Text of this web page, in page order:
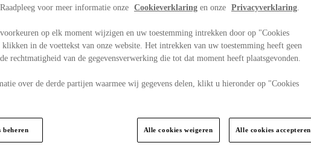
voor meer informatie onze Cookieverklaring en onze Privacyverklaring.
op elk moment wijzigen en uw toestemming intrekken door op "Cookies
klikken in de voettekst van onze website. Het intrekken van uw toestemming heeft geen
rechtmatigheid van de gegevensverwerking die tot dat moment heeft plaatsgevonden.
over de derde partijen waarmee wij gegevens delen, klikt u hieronder op "Cookies
beheren Alle cookies weigeren Alle cookies accepteren